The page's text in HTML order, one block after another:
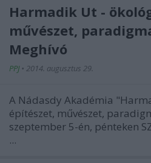
Harmadik Út -
művészet,
Meghívó
PPJ • 2014. augusztus 29.
A Nádasdy Akadémia
építészet, művészet,
szeptember 5-én, pénteken
...